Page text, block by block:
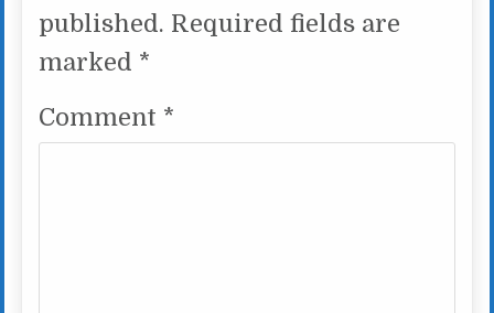
published. Required fields are
marked *
Comment *